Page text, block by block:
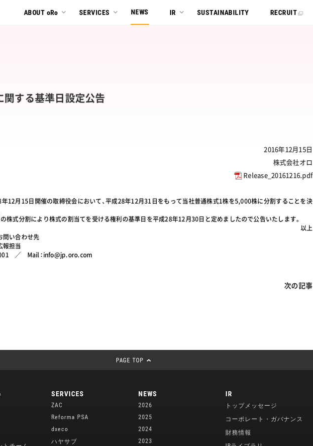
ABOUT oRo SERVICES NEWS IR SUSTAINABILITY RECRUIT
関する基準日設定公告
2016年12月15日
株式会社オロ
Release_20161216.pdf
12月15日開催の取締役会において、平成28年12月31日をもって当社普通株式1株を5,000株に分割することを決
の株式分割により株式の割当てを受ける権利の基準日を平成28年12月30日と定めましたので公告いたします。
以上
い合わせ先
担当
／ Mail：info@jp.oro.com
次の記事
PAGE TOP
SERVICES
ZAC
Reforma PSA
dxeco
ハヤサブ
NEWS
2026
2025
2024
2023
IR
トップメッセージ
コーポレート・ガバナンス
財務情報